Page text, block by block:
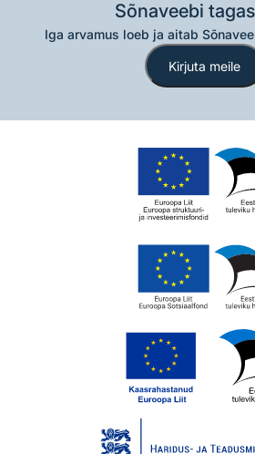
Sõnaveebi
Iga arvamus loeb ja aitab
Kirjuta meile